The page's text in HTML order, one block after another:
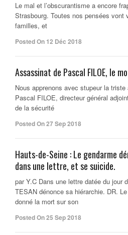
Le mal et l’obscurantisme a encore
Strasbourg. Toutes nos pensées
familles, et
Posted On 12 Déc 2018
Assassinat de Pascal FILOE, le
Nous apprenons avec stupeur la
Pascal FILOE, directeur général
de la sécurité
Posted On 27 Sep 2018
Hauts-de-Seine : Le gendarme
dans une lettre, et se suicide.
par Y.C Dans une lettre datée du jour
TESAN dénonce sa hiérarchie. DR.
donné la mort sur son
Posted On 25 Sep 2018